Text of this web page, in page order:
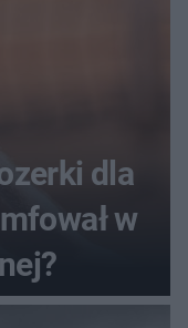
dla
w